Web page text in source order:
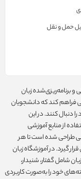
حمل و نقل
و برنامه‌ریزی‌شده زبان
فراهم کند که دانشجویان
دنبال کنند. در این
از منابع آموزشی
طراحی شده است تا هر
گیرد. در آموزشگاه زبان
شامل گفتار، شنیدار،
خود را به‌صورت کاربردی